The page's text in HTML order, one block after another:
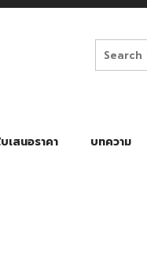
เสนอราคา บทความ